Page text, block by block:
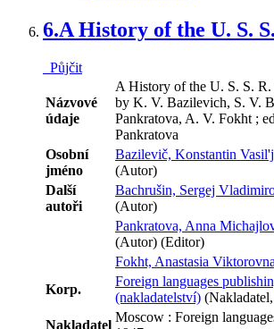
6.A History of the U. S.
Půjčit
Názvové
údaje
A History of the U. S. S. R.
by K. V. Bazilevich, S. V.
Pankratova, A. V. Fokht ;
Pankratova
Osobní
jméno
Bazilevič, Konstantin
(Autor)
Další
autoři
Bachrušin, Sergej
(Autor)
Pankratova, Anna
(Autor) (Editor)
Fokht, Anastasia Viktorovna
Korp.
Foreign languages
(nakladatelství)
Nakladatel
Moscow : Foreign